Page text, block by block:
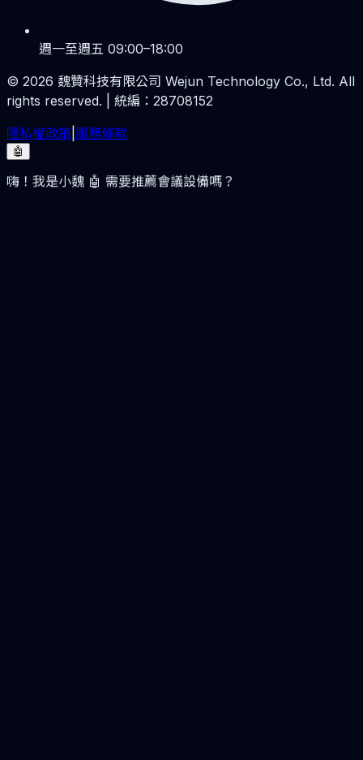
週一至週五 09:00–18:00
© 2026 魏贊科技有限公司 Wejun Technology Co., Ltd. All
rights reserved. | 統編：28708152
隱私權政策 服務條款
🤖
嗨！我是小魏 🤖 需要推薦會議設備嗎？